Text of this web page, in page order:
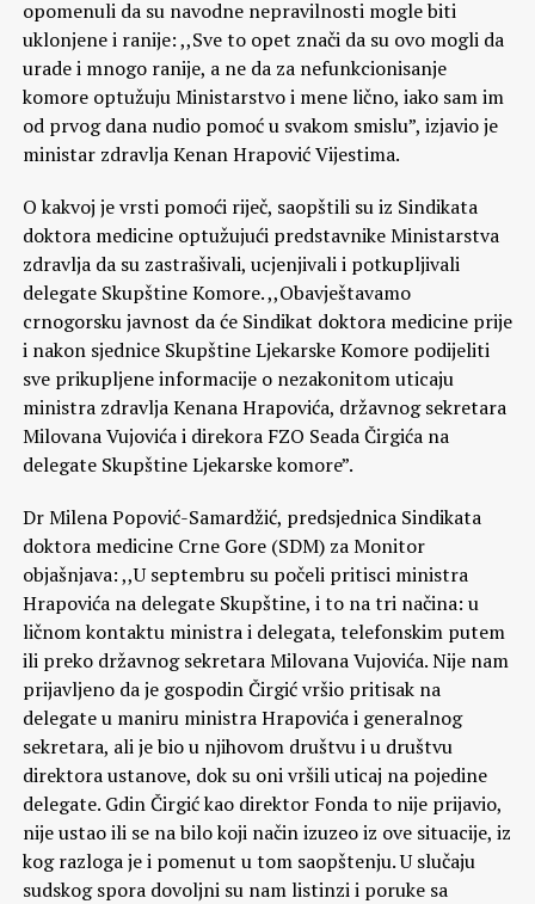
opomenuli da su navodne nepravilnosti mogle biti
uklonjene i ranije: ,,Sve to opet znači da su ovo mogli da
urade i mnogo ranije, a ne da za nefunkcionisanje
komore optužuju Ministarstvo i mene lično, iako sam im
od prvog dana nudio pomoć u svakom smislu”, izjavio je
ministar zdravlja Kenan Hrapović Vijestima.
O kakvoj je vrsti pomoći riječ, saopštili su iz Sindikata
doktora medicine optužujući predstavnike Ministarstva
zdravlja da su zastrašivali, ucjenjivali i potkupljivali
delegate Skupštine Komore. ,,Obavještavamo
crnogorsku javnost da će Sindikat doktora medicine prije
i nakon sjednice Skupštine Ljekarske Komore podijeliti
sve prikupljene informacije o nezakonitom uticaju
ministra zdravlja Kenana Hrapovića, državnog sekretara
Milovana Vujovića i direkora FZO Seada Čirgića na
delegate Skupštine Ljekarske komore”.
Dr Milena Popović-Samardžić, predsjednica Sindikata
doktora medicine Crne Gore (SDM) za Monitor
objašnjava: ,,U septembru su počeli pritisci ministra
Hrapovića na delegate Skupštine, i to na tri načina: u
ličnom kontaktu ministra i delegata, telefonskim putem
ili preko državnog sekretara Milovana Vujovića. Nije nam
prijavljeno da je gospodin Čirgić vršio pritisak na
delegate u maniru ministra Hrapovića i generalnog
sekretara, ali je bio u njihovom društvu i u društvu
direktora ustanove, dok su oni vršili uticaj na pojedine
delegate. Gdin Čirgić kao direktor Fonda to nije prijavio,
nije ustao ili se na bilo koji način izuzeo iz ove situacije, iz
kog razloga je i pomenut u tom saopštenju. U slučaju
sudskog spora dovoljni su nam listinzi i poruke sa